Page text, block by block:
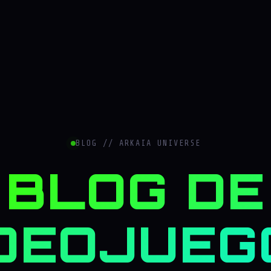
BLOG // ARKAIA UNIVERSE
BLOG DE